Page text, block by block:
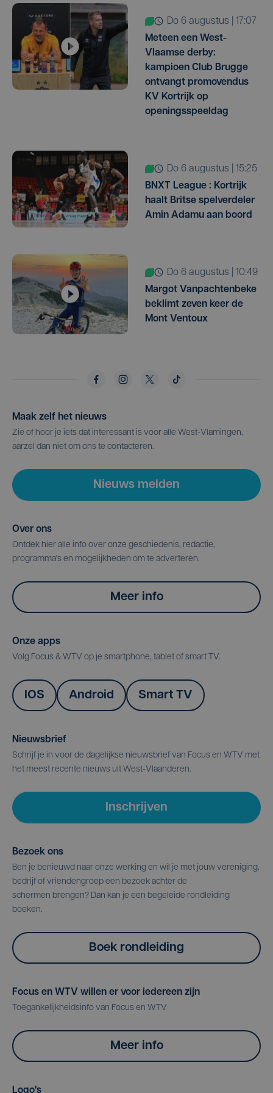
do 6 augustus | 17:07
Meteen een West-
Vlaamse derby:
kampioen Club Brugge
ontvangt promovendus
KV Kortrijk op
openingsspeeldag
do 6 augustus | 15:25
BNXT League : Kortrijk
haalt Britse spelverdeler
Amin Adamu aan boord
do 6 augustus | 10:49
Margot Vanpachtenbeke
beklimt zeven keer de
Mont Ventoux
Maak zelf het nieuws
Zie of hoor je iets dat interessant is voor alle West-Vlamingen,
aarzel dan niet om ons te contacteren.
Nieuws melden
Over ons
Ontdek hier alle info over onze geschiedenis, redactie,
programma's en mogelijkheden om te adverteren.
Meer info
Onze apps
Volg Focus & WTV op je smartphone, tablet of smart TV.
IOS Android Smart TV
Nieuwsbrief
Schrijf je in voor de dagelijkse nieuwsbrief van Focus en WTV met
het meest recente nieuws uit West-Vlaanderen.
Inschrijven
Bezoek ons
Ben je benieuwd naar onze werking en wil je met jouw vereniging,
bedrijf of vriendengroep een bezoek achter de
schermen brengen? Dan kan je een begeleide rondleiding
boeken.
Boek rondleiding
Focus en WTV willen er voor iedereen zijn
Toegankelijkheidsinfo van Focus en WTV
Meer info
Logo's